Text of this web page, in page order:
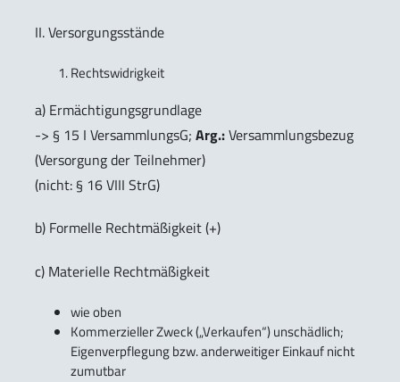
II. Versorgungsstände
Rechtswidrigkeit
a) Ermächtigungsgrundlage
-> § 15 I VersammlungsG; Arg.:Versammlungsbezug
(Versorgung der Teilnehmer)
(nicht: § 16 VIII StrG)
b) Formelle Rechtmäßigkeit (+)
c) Materielle Rechtmäßigkeit
wie oben
Kommerzieller Zweck („Verkaufen“) unschädlich;
Eigenverpflegung bzw. anderweitiger Einkauf nicht
zumutbar